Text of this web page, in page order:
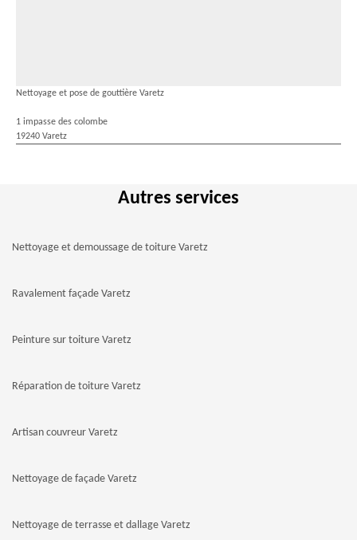
Nettoyage et pose de gouttière Varetz
1 impasse des colombe
19240 Varetz
Autres services
Nettoyage et demoussage de toiture Varetz
Ravalement façade Varetz
Peinture sur toiture Varetz
Réparation de toiture Varetz
Artisan couvreur Varetz
Nettoyage de façade Varetz
Nettoyage de terrasse et dallage Varetz